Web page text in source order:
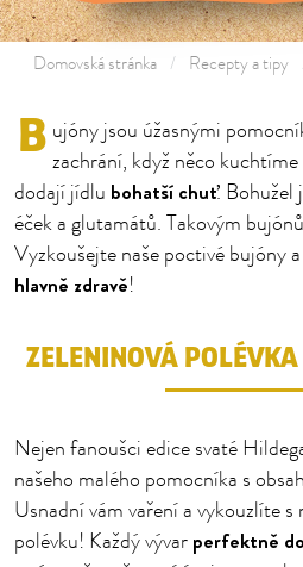
Domovská stránka Recepty a tipy
B ujóny jsou úžasnými
zachrání, když něco
dodají jídlu bohatší chuť. Bohužel
éček a glutamátů. Takovým
Vyzkoušejte naše poctivé bujóny
hlavně zdravě!
ZELENINOVÁ
Nejen fanoušci edice svaté
našeho malého pomocníka s
Usnadní vám vaření a vykouzlíte
polévku! Každý vývar perfektně